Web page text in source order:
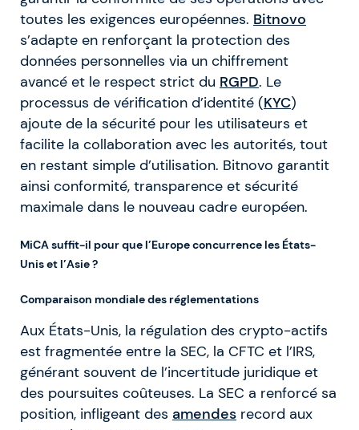
toutes les exigences européennes. Bitnovo
s’adapte en renforçant la protection des
données personnelles via un chiffrement
avancé et le respect strict du RGPD. Le
processus de vérification d’identité (KYC)
ajoute de la sécurité pour les utilisateurs et
facilite la collaboration avec les autorités, tout
en restant simple d’utilisation. Bitnovo garantit
ainsi conformité, transparence et sécurité
maximale dans le nouveau cadre européen.
MiCA suffit-il pour que l’Europe concurrence les États-
Unis et l’Asie ?
Comparaison mondiale des réglementations
Aux États-Unis, la régulation des crypto-actifs
est fragmentée entre la SEC, la CFTC et l’IRS,
générant souvent de l’incertitude juridique et
des poursuites coûteuses. La SEC a renforcé sa
position, infligeant des amendes record aux